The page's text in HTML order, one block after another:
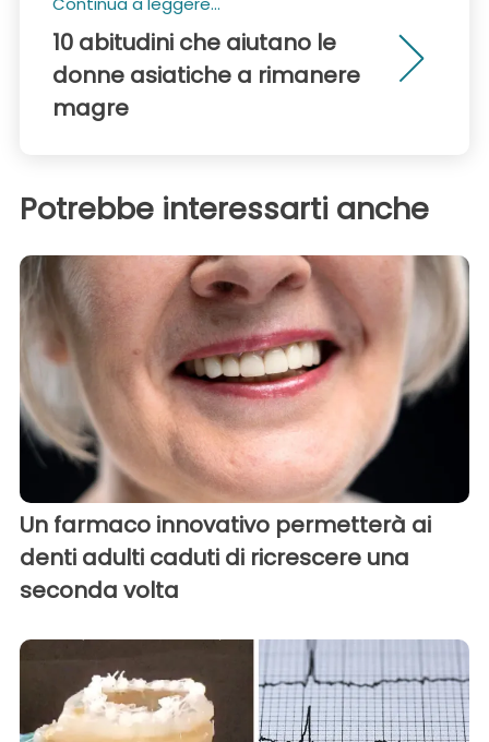
10 abitudini che aiutano le
donne asiatiche a rimanere
magre
Potrebbe interessarti anche
Un farmaco innovativo permetterà ai
denti adulti caduti di ricrescere una
seconda volta